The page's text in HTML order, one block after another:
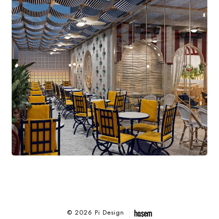
© 2026 Pi Design